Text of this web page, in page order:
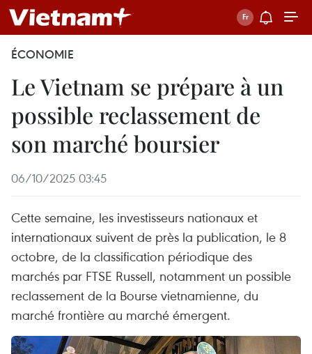
ÉCONOMIE
Le Vietnam se prépare à un
possible reclassement de
son marché boursier
06/10/2025 03:45
Cette semaine, les investisseurs nationaux et
internationaux suivent de près la publication, le 8
octobre, de la classification périodique des
marchés par FTSE Russell, notamment un possible
reclassement de la Bourse vietnamienne, du
marché frontière au marché émergent.